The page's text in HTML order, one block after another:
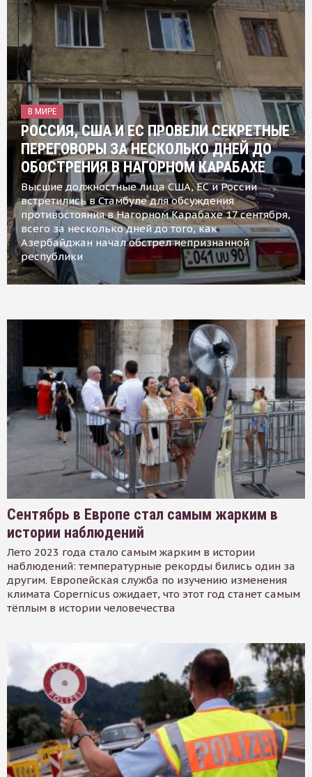
В МИРЕ
РОССИЯ, США И ЕС ПРОВЕЛИ СЕКРЕТНЫЕ
ПЕРЕГОВОРЫ ЗА НЕСКОЛЬКО ДНЕЙ ДО
ОБОСТРЕНИЯ В НАГОРНОМ КАРАБАХЕ
Высшие должностные лица США, ЕС и России
встретились в Стамбуле для обсуждения
противостояния в Нагорном Карабахе 17 сентября,
всего за несколько дней до того, как
Азербайджан начал обстрел непризнанной
республики
Сентябрь в Европе стал самым жарким в
истории наблюдений
Лето 2023 года стало самым жарким в истории
наблюдений: температурные рекорды бились один за
другим. Европейская служба по изучению изменения
климата Copernicus ожидает, что этот год станет самым
тёплым в истории человечества